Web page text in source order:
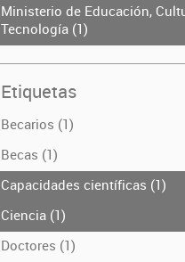
Ministerio de Educación,
Tecnología (1)
Etiquetas
Becarios (1)
Becas (1)
Capacidades científicas (1)
Ciencia (1)
Doctores (1)